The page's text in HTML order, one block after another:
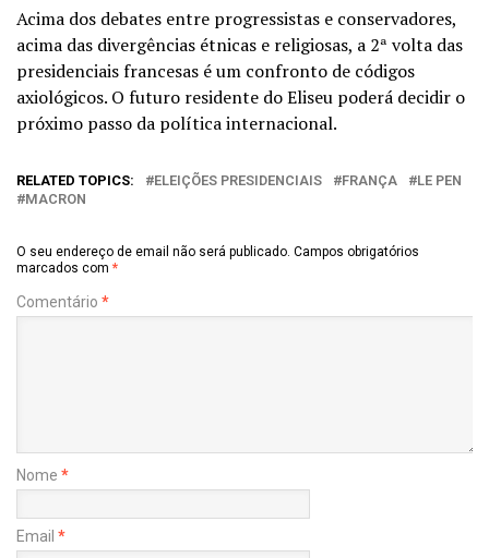
Acima dos debates entre progressistas e conservadores,
acima das divergências étnicas e religiosas, a 2ª volta das
presidenciais francesas é um confronto de códigos
axiológicos. O futuro residente do Eliseu poderá decidir o
próximo passo da política internacional.
RELATED TOPICS: ELEIÇÕES PRESIDENCIAIS FRANÇA
LE PEN
MACRON
O seu endereço de email não será publicado. Campos obrigatórios
marcados com *
Comentário *
Nome *
Email *